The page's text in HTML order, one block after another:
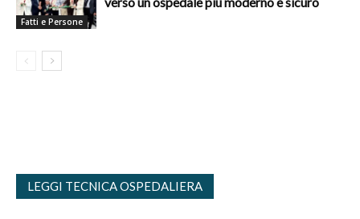
Fatti e Persone
LEGGI TECNICA OSPEDALIERA